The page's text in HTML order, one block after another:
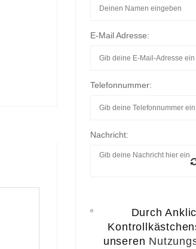
E-Mail Adresse:
Telefonnummer:
Nachricht:
Durch
unseren